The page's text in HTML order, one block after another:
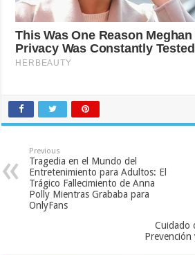
Previous
Tragedia en el Mundo del
Entretenimiento para Adultos: El
Trágico Fallecimiento de Anna
Polly Mientras Grababa para
OnlyFans
Cuidado
Prevención